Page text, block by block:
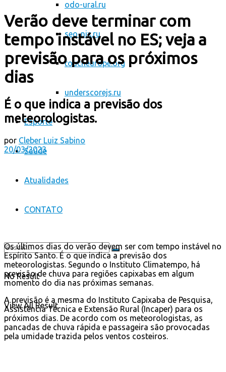
odo-ural.ru
seo-nix.ru
toucheurope.org
underscorejs.ru
Esporte
Saúde
Atualidades
CONTATO
No Result
View All Result
Verão deve terminar com
tempo instável no ES; veja a
previsão para os próximos
dias
É o que indica a previsão dos
meteorologistas.
por Cleber Luiz Sabino
20/03/2023
Os últimos dias do verão devem ser com tempo instável no
Espírito Santo. É o que indica a previsão dos
meteorologistas. Segundo o Instituto Climatempo, há
previsão de chuva para regiões capixabas em algum
momento do dia nas próximas semanas.
A previsão é a mesma do Instituto Capixaba de Pesquisa,
Assistência Técnica e Extensão Rural (Incaper) para os
próximos dias. De acordo com os meteorologistas, as
pancadas de chuva rápida e passageira são provocadas
pela umidade trazida pelos ventos costeiros.